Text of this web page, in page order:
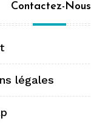
Contactez-Nous
légales